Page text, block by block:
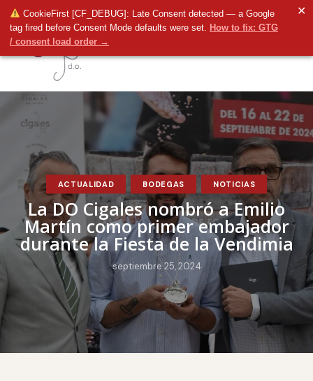
CookieFirst [CF_DEBUG]: Late Consent detected — a Google
tag fired before Consent Mode defaults were set. How to fix: GTG
/ consent load order →
✕
ACTUALIDAD BODEGAS NOTICIAS
La DO Cigales nombró a Emilio
Martín como primer embajador
durante la Fiesta de la Vendimia
septiembre 25, 2024